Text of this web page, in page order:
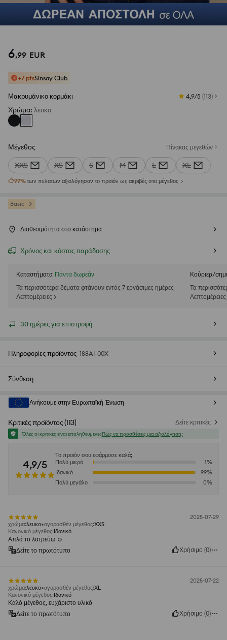
6,99 EUR
+7 ptsSinsay Club
Μακρυμάνικο κορμάκι 4,9/5 (113)
Χρώμα: λευκο
Μέγεθος Πίνακας μεγεθών
XXS XS S M L XL
99%των πελατών αξιολόγησαν το προϊόν ως ακριβές στο μέγεθος
Basic
Διαθεσιμότητα στο κατάστημα
Χρόνος και κόστος παράδοσης
Καταστήματα Πάντα δωρεάν
Τα περισσότερα δέματα φτάνουν εντός 7 εργάσιμες ημέρες
Λεπτομέρειες >
Κούριερ/
Τα
Λεπτομέρειες
30 ημέρες για επιστροφή
Πληροφορίες προϊόντος 188AI-00X
Σύνθεση
Ανήκουμε στην Ευρωπαϊκή Ένωση
Κριτικές προϊόντος(113) Δείτε κριτικές
Όλες οι κριτικές είναι επαληθευμένεςΠώς να προσθέσεις μια αξιολόγηση;
4,9/5
Το προϊόν σου εφάρμοσε καλά;
Πολύ μικρό
1%
Ιδανικό
99%
Πολύ μεγάλο
0%
2025-07-29
χρώμα:λευκο αγορασθέν μέγεθος:XXS
Κανονικό μέγεθος:Ιδανικό
Απλά το λατρεύω ☺️
Δείτε το πρωτότυπο
Χρήσιμο (0)
2025-07-22
χρώμα:λευκο αγορασθέν μέγεθος:XL
Κανονικό μέγεθος:Ιδανικό
Καλό μέγεθος, ευχάριστο υλικό
Δείτε το πρωτότυπο
Χρήσιμο (0)